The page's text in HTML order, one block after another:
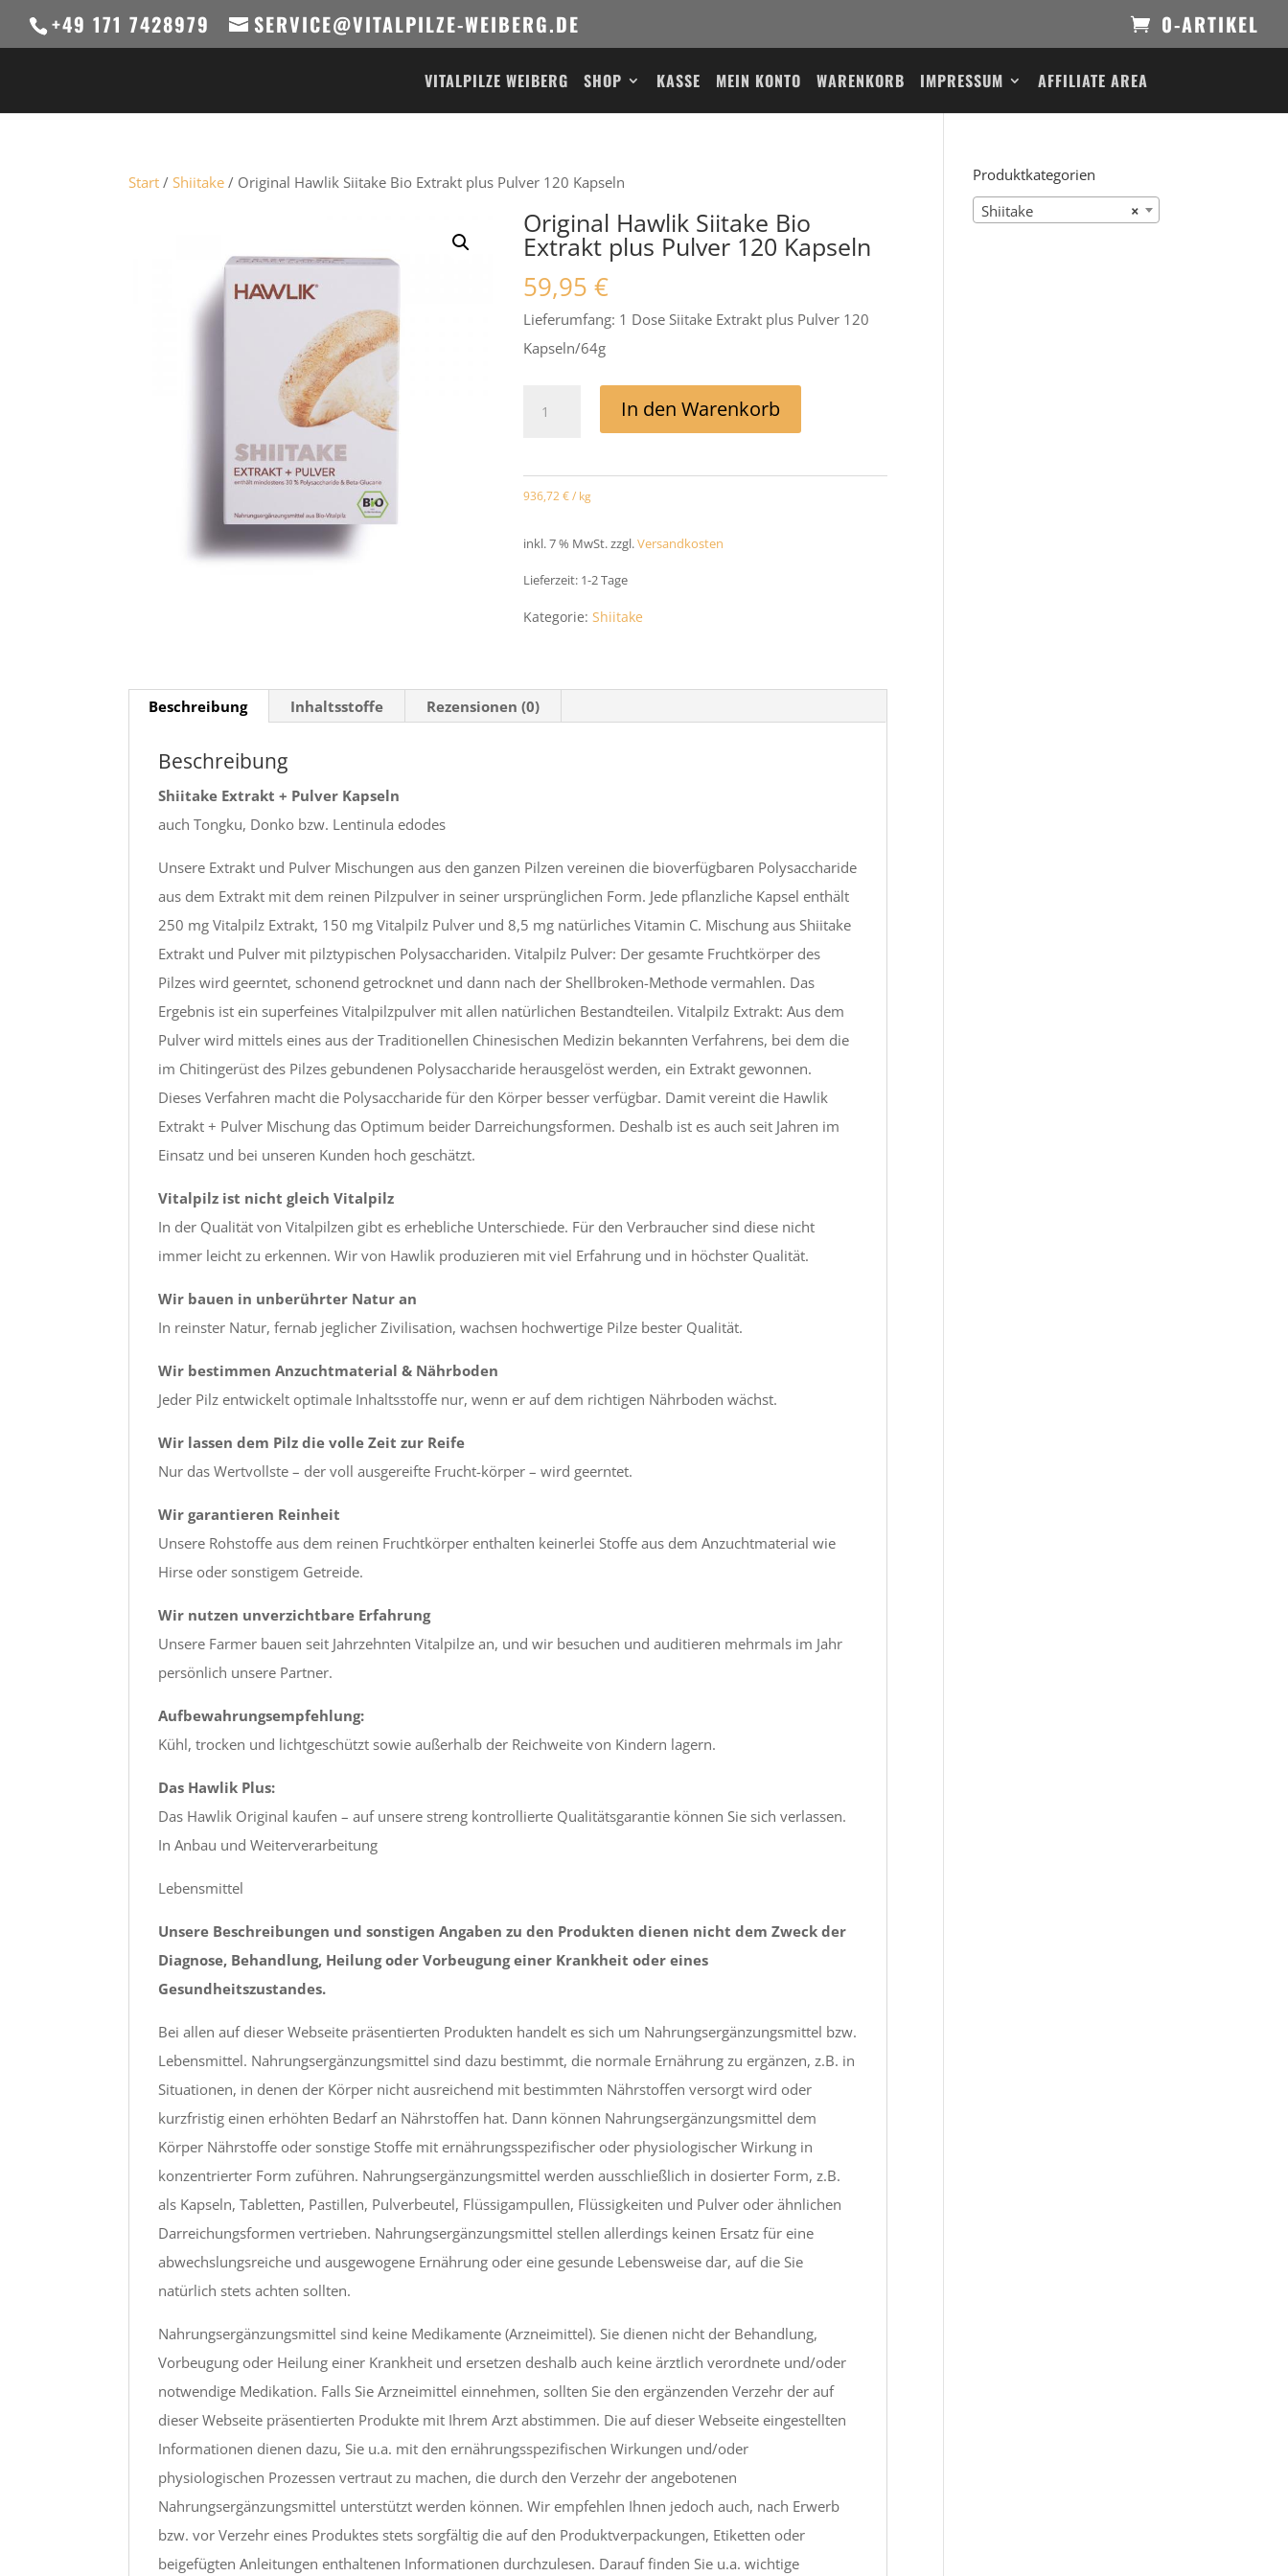
+49 171 7428979 SERVICE@VITALPILZE-WEIBERG.DE 0-ARTIKEL
VITALPILZE WEIBERG SHOP KASSE MEIN KONTO WARENKORB IMPRESSUM AFFILIATE AREA
Start /Shiitake / Original Hawlik Siitake Bio Extrakt plus Pulver 120 Kapseln
Original Hawlik Siitake Bio
Extrakt plus Pulver 120 Kapseln
59,95€
Lieferumfang: 1 Dose Siitake Extrakt plus Pulver 120
Kapseln/64g
plus
Pulver
Kapseln
In den Warenkorb
936,72€/ kg
inkl. 7 % MwSt.zzgl.Versandkosten
Lieferzeit: 1-2 Tage
Kategorie:Shiitake
Beschreibung Inhaltsstoffe Rezensionen (0)
Beschreibung
Shiitake Extrakt + Pulver Kapseln
auch Tongku, Donko bzw. Lentinula edodes
Unsere Extrakt und Pulver Mischungen aus den ganzen Pilzen vereinen die bioverfügbaren Polysaccharide
aus dem Extrakt mit dem reinen Pilzpulver in seiner ursprünglichen Form. Jede pflanzliche Kapsel enthält
250 mg Vitalpilz Extrakt, 150 mg Vitalpilz Pulver und 8,5 mg natürliches Vitamin C. Mischung aus Shiitake
Extrakt und Pulver mit pilztypischen Polysacchariden. Vitalpilz Pulver: Der gesamte Fruchtkörper des
Pilzes wird geerntet, schonend getrocknet und dann nach der Shellbroken-Methode vermahlen. Das
Ergebnis ist ein superfeines Vitalpilzpulver mit allen natürlichen Bestandteilen. Vitalpilz Extrakt: Aus dem
Pulver wird mittels eines aus der Traditionellen Chinesischen Medizin bekannten Verfahrens, bei dem die
im Chitingerüst des Pilzes gebundenen Polysaccharide herausgelöst werden, ein Extrakt gewonnen.
Dieses Verfahren macht die Polysaccharide für den Körper besser verfügbar. Damit vereint die Hawlik
Extrakt + Pulver Mischung das Optimum beider Darreichungsformen. Deshalb ist es auch seit Jahren im
Einsatz und bei unseren Kunden hoch geschätzt.
Vitalpilz ist nicht gleich Vitalpilz
In der Qualität von Vitalpilzen gibt es erhebliche Unterschiede. Für den Verbraucher sind diese nicht
immer leicht zu erkennen. Wir von Hawlik produzieren mit viel Erfahrung und in höchster Qualität.
Wir bauen in unberührter Natur an
In reinster Natur, fernab jeglicher Zivilisation, wachsen hochwertige Pilze bester Qualität.
Wir bestimmen Anzuchtmaterial & Nährboden
Jeder Pilz entwickelt optimale Inhaltsstoffe nur, wenn er auf dem richtigen Nährboden wächst.
Wir lassen dem Pilz die volle Zeit zur Reife
Nur das Wertvollste – der voll ausgereifte Frucht-körper – wird geerntet.
Wir garantieren Reinheit
Unsere Rohstoffe aus dem reinen Fruchtkörper enthalten keinerlei Stoffe aus dem Anzuchtmaterial wie
Hirse oder sonstigem Getreide.
Wir nutzen unverzichtbare Erfahrung
Unsere Farmer bauen seit Jahrzehnten Vitalpilze an, und wir besuchen und auditieren mehrmals im Jahr
persönlich unsere Partner.
Aufbewahrungsempfehlung:
Kühl, trocken und lichtgeschützt sowie außerhalb der Reichweite von Kindern lagern.
Das Hawlik Plus:
Das Hawlik Original kaufen – auf unsere streng kontrollierte Qualitätsgarantie können Sie sich verlassen.
In Anbau und Weiterverarbeitung
Lebensmittel
Unsere Beschreibungen und sonstigen Angaben zu den Produkten dienen nicht dem Zweck der
Diagnose, Behandlung, Heilung oder Vorbeugung einer Krankheit oder eines
Gesundheitszustandes.
Bei allen auf dieser Webseite präsentierten Produkten handelt es sich um Nahrungsergänzungsmittel bzw.
Lebensmittel. Nahrungsergänzungsmittel sind dazu bestimmt, die normale Ernährung zu ergänzen, z.B. in
Situationen, in denen der Körper nicht ausreichend mit bestimmten Nährstoffen versorgt wird oder
kurzfristig einen erhöhten Bedarf an Nährstoffen hat. Dann können Nahrungsergänzungsmittel dem
Körper Nährstoffe oder sonstige Stoffe mit ernährungsspezifischer oder physiologischer Wirkung in
konzentrierter Form zuführen. Nahrungsergänzungsmittel werden ausschließlich in dosierter Form, z.B.
als Kapseln, Tabletten, Pastillen, Pulverbeutel, Flüssigampullen, Flüssigkeiten und Pulver oder ähnlichen
Darreichungsformen vertrieben. Nahrungsergänzungsmittel stellen allerdings keinen Ersatz für eine
abwechslungsreiche und ausgewogene Ernährung oder eine gesunde Lebensweise dar, auf die Sie
natürlich stets achten sollten.
Nahrungsergänzungsmittel sind keine Medikamente (Arzneimittel). Sie dienen nicht der Behandlung,
Vorbeugung oder Heilung einer Krankheit und ersetzen deshalb auch keine ärztlich verordnete und/oder
notwendige Medikation. Falls Sie Arzneimittel einnehmen, sollten Sie den ergänzenden Verzehr der auf
dieser Webseite präsentierten Produkte mit Ihrem Arzt abstimmen. Die auf dieser Webseite eingestellten
Informationen dienen dazu, Sie u.a. mit den ernährungsspezifischen Wirkungen und/oder
physiologischen Prozessen vertraut zu machen, die durch den Verzehr der angebotenen
Nahrungsergänzungsmittel unterstützt werden können. Wir empfehlen Ihnen jedoch auch, nach Erwerb
bzw. vor Verzehr eines Produktes stets sorgfältig die auf den Produktverpackungen, Etiketten oder
beigefügten Anleitungen enthaltenen Informationen durchzulesen. Darauf finden Sie u.a. wichtige
Produktkategorien
×
Shiitake